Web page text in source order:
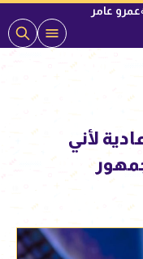
عمرو عامر
لأني